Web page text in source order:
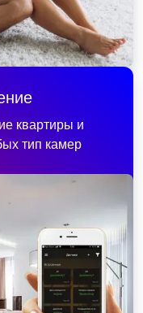
квартиры и
тип камер